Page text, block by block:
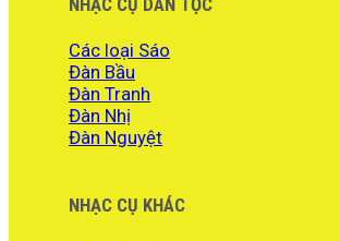
Các loại Sáo
Đàn Bầu
Đàn Tranh
Đàn Nhị
Đàn Nguyệt
NHẠC CỤ KHÁC